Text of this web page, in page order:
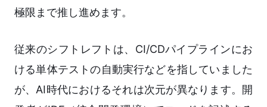
極限まで推し進めます。
従来のシフトレフトは、CI/CDパイプラインにお
ける単体テストの自動実行などを指していました
が、AI時代におけるそれは次元が異なります。開